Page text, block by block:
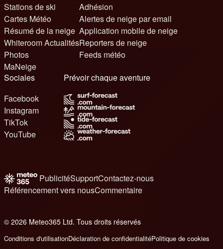
Stations de ski
Cartes Météo
Résumé de la neige
Whiteroom Actualités
Photos
MaNeige
Adhésion
Alertes de neige par email
Application mobile de neige
Reporters de neige
Feeds météo
Sociales
Facebook
Instagram
TikTok
YouTube
Prévoir chaque aventure
PublicitéSupportContactez-nous
Référencement vers nousCommentaire
© 2026 Meteo365 Ltd. Tous droits réservés
Conditions d'utilisationDéclaration de confidentialitéPolitique de cookies